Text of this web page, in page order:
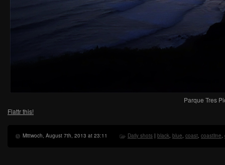
Parque Tres
Flattr this!
Mittwoch, August 7th, 2013 at 23:11 Daily shots | black, blue, coast, coastline,